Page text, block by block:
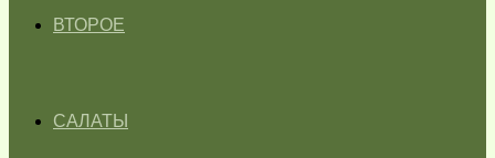
ВТОРОЕ
САЛАТЫ